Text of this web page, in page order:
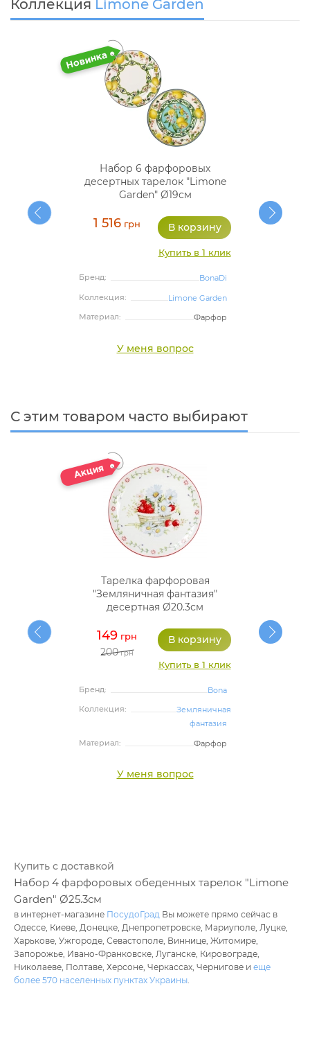
Коллекция Limone Garden
Набор 6 фарфоровых
десертных тарелок "Limone
Garden" Ø19см
1 516 грн
Купить в 1 клик
Бренд:
BonaDi
Коллекция:
Limone Garden
Материал:
Фарфор
У меня вопрос
С этим товаром часто выбирают
Тарелка фарфоровая
"Земляничная фантазия"
десертная Ø20.3см
149 грн
200грн
Купить в 1 клик
Бренд:
Bona
Коллекция:
Земляничная
фантазия
Материал:
Фарфор
У меня вопрос
Купить с доставкой
Набор 4 фарфоровых обеденных тарелок "Limone
Garden" Ø25.3см
в интернет-магазине ПосудоГрад Вы можете прямо сейчас в
Одессе, Киеве, Донецке, Днепропетровске, Мариуполе, Луцке,
Харькове, Ужгороде, Севастополе, Виннице, Житомире,
Запорожье, Ивано-Франковске, Луганске, Кировограде,
Николаеве, Полтаве, Херсоне, Черкассах, Чернигове и еще
более 570 населенных пунктах Украины.